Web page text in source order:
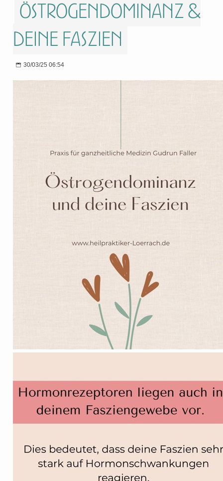
Östrogendominanz &
deine Faszien
30/03/25 06:54